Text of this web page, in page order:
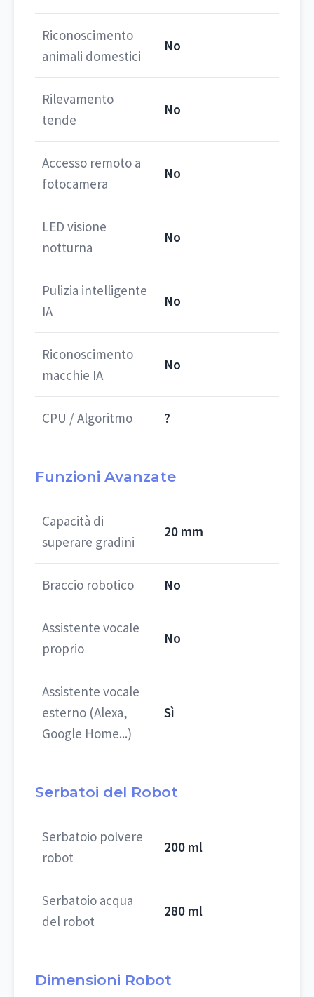
Riconoscimento
animali domestici
No
Rilevamento
tende
No
Accesso remoto a
fotocamera
No
LED visione
notturna
No
Pulizia intelligente
IA
No
Riconoscimento
macchie IA
No
CPU / Algoritmo ?
Funzioni Avanzate
Capacità di
superare gradini
20 mm
Braccio robotico No
Assistente vocale
proprio
No
Assistente vocale
esterno (Alexa,
Google Home...)
Sì
Serbatoi del Robot
Serbatoio polvere
robot
200 ml
Serbatoio acqua
del robot
280 ml
Dimensioni Robot